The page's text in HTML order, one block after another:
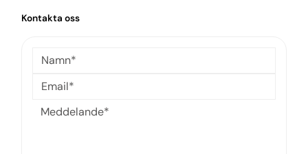
Kontakta oss